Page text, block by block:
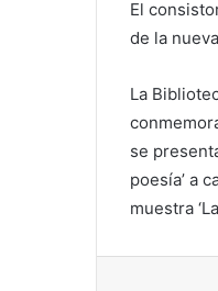
El
de la
La
se
poesía’ a
muestra